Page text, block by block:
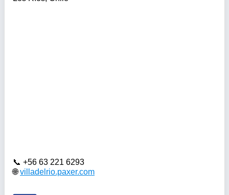
+56 63 221 6293
villadelrio.paxer.com